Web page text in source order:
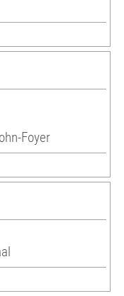
Foyer